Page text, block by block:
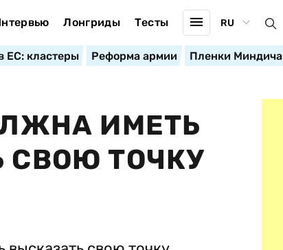
Лонгриды Тесты RU
ЕС: кластеры Реформа армии Пленки Миндича
ИМЕТЬ
ТОЧКУ